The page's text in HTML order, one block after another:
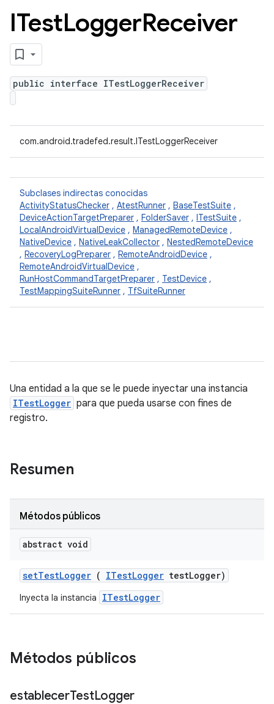
ITestLoggerReceiver
public interface ITestLoggerReceiver
com.android.tradefed.result.ITestLoggerReceiver
Subclases indirectas conocidas
ActivityStatusChecker , AtestRunner , BaseTestSuite ,
DeviceActionTargetPreparer , FolderSaver , ITestSuite ,
LocalAndroidVirtualDevice , ManagedRemoteDevice ,
NativeDevice , NativeLeakCollector , NestedRemoteDevice
, RecoveryLogPreparer , RemoteAndroidDevice ,
RemoteAndroidVirtualDevice ,
RunHostCommandTargetPreparer , TestDevice ,
TestMappingSuiteRunner , TfSuiteRunner
Una entidad a la que se le puede inyectar una instancia
ITestLogger para que pueda usarse con fines de
registro.
Resumen
Métodos públicos
abstract void
setTestLogger ( ITestLogger testLogger)
Inyecta la instancia ITestLogger
Métodos públicos
establecerTestLogger